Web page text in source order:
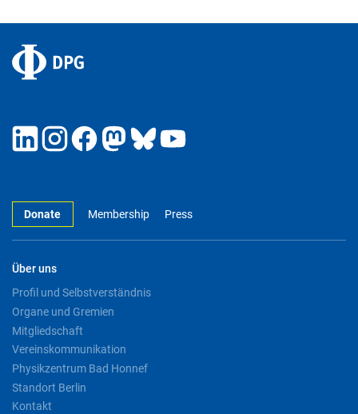
Donate Membership Press
Über uns
Profil und Selbstverständnis
Organe und Gremien
Mitgliedschaft
Vereinskommunikation
Physikzentrum Bad Honnef
Standort Berlin
Kontakt